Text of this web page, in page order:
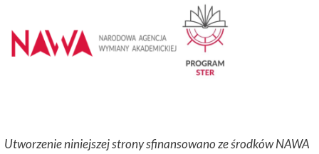
Utworzenie niniejszej strony sfinansowano ze środków NAWA